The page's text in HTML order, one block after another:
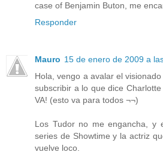
case of Benjamin Buton, me
Responder
Mauro 15 de enero de 2009 a
Hola, vengo a avalar el
subscribir a lo que dice
VA! (esto va para todos ¬¬)
Los Tudor no me engancha, y
series de Showtime y la actriz
vuelve loco.